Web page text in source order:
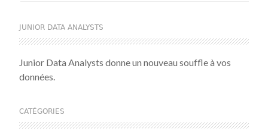
JUNIOR DATA ANALYSTS
Junior Data Analysts donne un nouveau souffle à vos
données.
CATÉGORIES